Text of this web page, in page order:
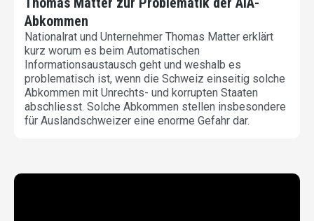
Abkommen
Nationalrat und Unternehmer Thomas Matter erklärt
kurz worum es beim Automatischen
Informationsaustausch geht und weshalb es
problematisch ist, wenn die Schweiz einseitig solche
Abkommen mit Unrechts- und korrupten Staaten
abschliesst. Solche Abkommen stellen insbesondere
für Auslandschweizer eine enorme Gefahr dar.